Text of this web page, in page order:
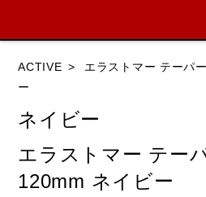
HONDA YAMAHA
KAWASAKI BMW
ACTIVE
エラストマー テーパ
ー
ネイビー
エラストマー テー
120mm ネイビー